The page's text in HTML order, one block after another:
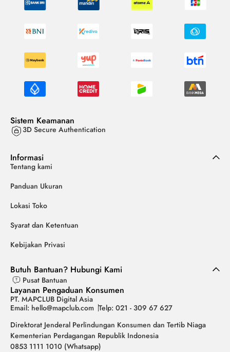
Sistem Keamanan
3D Secure Authentication
Informasi
Tentang kami
Panduan Ukuran
Lokasi Toko
Syarat dan Ketentuan
Kebijakan Privasi
Butuh Bantuan? Hubungi Kami
Pusat Bantuan
Layanan Pengaduan Konsumen
PT. MAPCLUB Digital Asia
Email: hello@mapclub.com Telp: 021 - 309 67 627
Direktorat Jenderal Perlindungan Konsumen dan Tertib Niaga
Kementerian Perdagangan Republik Indonesia
0853 1111 1010 (Whatsapp)